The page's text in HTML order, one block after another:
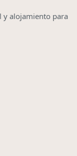
y alojamiento para